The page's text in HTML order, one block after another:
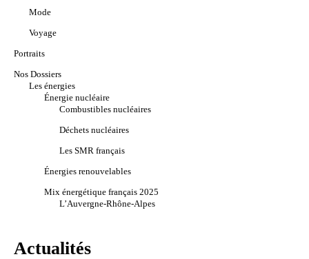
Mode
Voyage
Portraits
Nos Dossiers
Les énergies
Énergie nucléaire
Combustibles nucléaires
Déchets nucléaires
Les SMR français
Énergies renouvelables
Mix énergétique français 2025
L’Auvergne-Rhône-Alpes
Actualités